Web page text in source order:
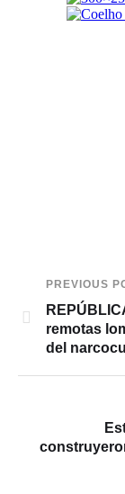
PREVIOUS
remotas
del